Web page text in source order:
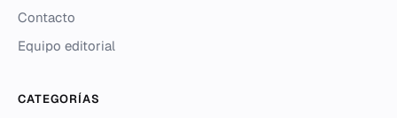
Contacto
Equipo editorial
CATEGORÍAS